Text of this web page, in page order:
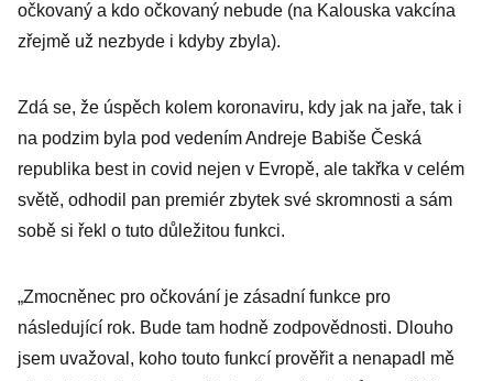
očkovaný a kdo očkovaný nebude (na Kalouska vakcína
zřejmě už nezbyde i kdyby zbyla).
Zdá se, že úspěch kolem koronaviru, kdy jak na jaře, tak i
na podzim byla pod vedením Andreje Babiše Česká
republika best in covid nejen v Evropě, ale takřka v celém
světě, odhodil pan premiér zbytek své skromnosti a sám
sobě si řekl o tuto důležitou funkci.
„Zmocněnec pro očkování je zásadní funkce pro
následující rok. Bude tam hodně zodpovědnosti. Dlouho
jsem uvažoval, koho touto funkcí prověřit a nenapadl mě